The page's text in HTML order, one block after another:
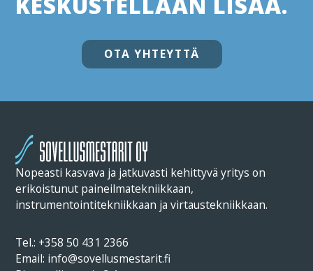
OTA YHTEYTTÄ
Nopeasti kasvava ja jatkuvasti kehittyvä yritys on
erikoistunut paineilmatekniikkaan,
instrumentointitekniikkaan ja virtaustekniikkaan.
Tel.: +358 50 431 2366
Email: info@sovellusmestarit.fi